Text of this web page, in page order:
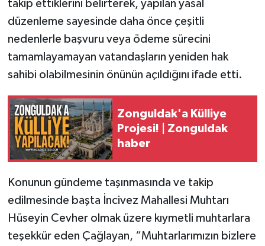
takip ettiklerini belirterek, yapılan yasal
düzenleme sayesinde daha önce çeşitli
nedenlerle başvuru veya ödeme sürecini
tamamlayamayan vatandaşların yeniden hak
sahibi olabilmesinin önünün açıldığını ifade etti.
Zonguldak'a Külliye
Projesi! | Zonguldak
haber
Konunun gündeme taşınmasında ve takip
edilmesinde başta İncivez Mahallesi Muhtarı
Hüseyin Cevher olmak üzere kıymetli muhtarlara
teşekkür eden Çağlayan, “Muhtarlarımızın bizlere